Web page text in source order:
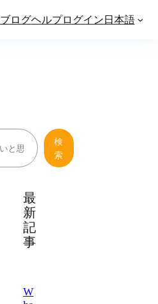
ブログヘルプログイン日本語
検
索
最
新
記
事
W